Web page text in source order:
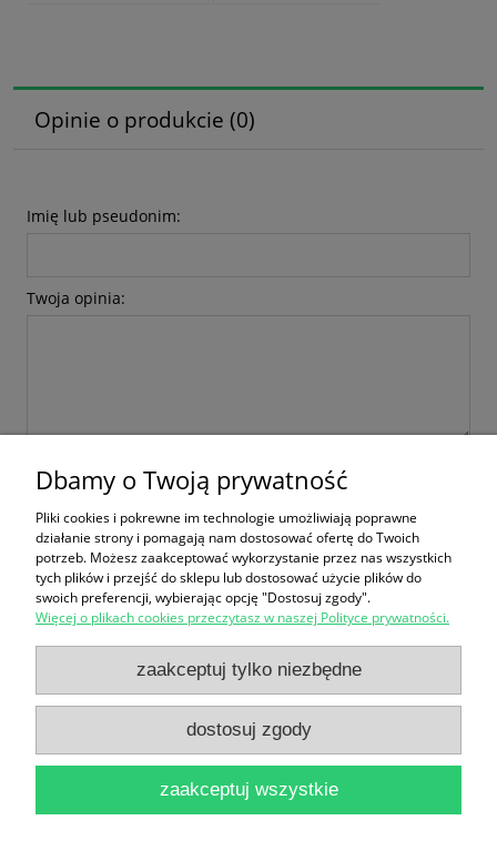
Opinie o produkcie (0)
Imię lub pseudonim:
Twoja opinia:
Zakupy
Reklamacje i zwroty
Pomoc
Moje konto
Informacje
Dbamy o Twoją prywatność
Pliki cookies i pokrewne im technologie umożliwiają poprawne
działanie strony i pomagają nam dostosować ofertę do Twoich
potrzeb. Możesz zaakceptować wykorzystanie przez nas wszystkich
tych plików i przejść do sklepu lub dostosować użycie plików do
swoich preferencji, wybierając opcję "Dostosuj zgody".
Więcej o plikach cookies przeczytasz w naszej Polityce prywatności.
zaakceptuj tylko niezbędne
dostosuj zgody
zaakceptuj wszystkie